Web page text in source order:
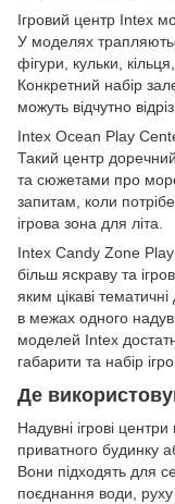
Ігровий центр Intex
У моделях
фігури, кульки,
Конкретний набір
можуть відчутно
Intex Ocean Play
Такий центр доречний
та сюжетами про море
запитам, коли
ігрова зона для літа.
Intex Candy Zone
більш яскраву та
яким цікаві
в межах одного
моделей Intex
габарити та набір
Де
Надувні ігрові
приватного будинку
Вони підходять для
поєднання води,